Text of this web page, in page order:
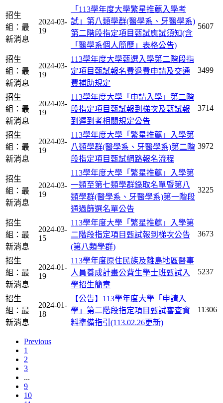
招生
組：最
新消息
2024-03-
19
「113學年度大學繁星推薦入學考
試」第八類學群(醫學系、牙醫學系)
第二階段指定項目甄試應試須知(含
「醫學系個人簡歷」表格公告)
5607
招生
組：最
新消息
2024-03-
19
113學年度大學甄選入學第二階段指
定項目甄試報名費退費申請及交通
費補助規定
3499
招生
組：最
新消息
2024-03-
19
113學年度大學「申請入學」第二階
段指定項目甄試報到梯次及甄試報
到遲到者相關規定公告
3714
招生
組：最
新消息
2024-03-
19
113學年度大學「繁星推薦」入學第
八類學群(醫學系、牙醫學系)第二階
段指定項目甄試網路報名流程
3972
招生
組：最
新消息
2024-03-
19
113學年度大學「繁星推薦」入學第
一類至第七類學群錄取名單暨第八
類學群(醫學系、牙醫學系)第一階段
通過篩選名單公告
3225
招生
組：最
新消息
2024-03-
15
113學年度大學「繁星推薦」入學第
二階段指定項目甄試報到梯次公告
(第八類學群)
3673
招生
組：最
新消息
2024-01-
19
113學年度原住民族及離島地區醫事
人員養成計畫公費生學士班甄試入
學招生簡章
5237
招生
組：最
新消息
2024-01-
18
【公告】113學年度大學「申請入
學」第二階段指定項目甄試審查資
料準備指引(113.02.26更新)
11306
Previous
1
2
3
...
9
10